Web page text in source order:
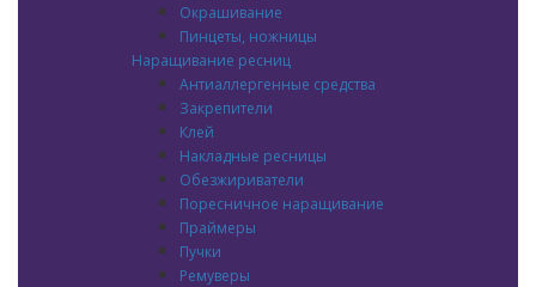
Окрашивание
Пинцеты, ножницы
Наращивание ресниц
Антиаллергенные средства
Закрепители
Клей
Накладные ресницы
Обезжириватели
Поресничное наращивание
Праймеры
Пучки
Ремуверы